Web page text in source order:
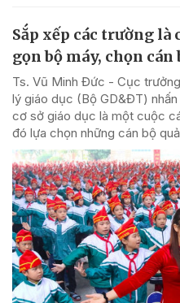
Sắp xếp các trường là
gọn bộ máy, chọn cán
Ts. Vũ Minh Đức - Cục
lý giáo dục (Bộ GD&ĐT)
cơ sở giáo dục là một cuộc
đó lựa chọn những cán bộ